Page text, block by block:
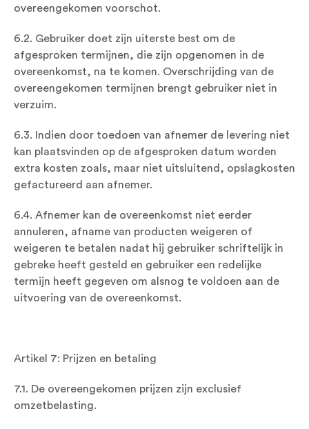
overeengekomen voorschot.
6.2. Gebruiker doet zijn uiterste best om de
afgesproken termijnen, die zijn opgenomen in de
overeenkomst, na te komen. Overschrijding van de
overeengekomen termijnen brengt gebruiker niet in
verzuim.
6.3. Indien door toedoen van afnemer de levering niet
kan plaatsvinden op de afgesproken datum worden
extra kosten zoals, maar niet uitsluitend, opslagkosten
gefactureerd aan afnemer.
6.4. Afnemer kan de overeenkomst niet eerder
annuleren, afname van producten weigeren of
weigeren te betalen nadat hij gebruiker schriftelijk in
gebreke heeft gesteld en gebruiker een redelijke
termijn heeft gegeven om alsnog te voldoen aan de
uitvoering van de overeenkomst.
Artikel 7: Prijzen en betaling
7.1. De overeengekomen prijzen zijn exclusief
omzetbelasting.